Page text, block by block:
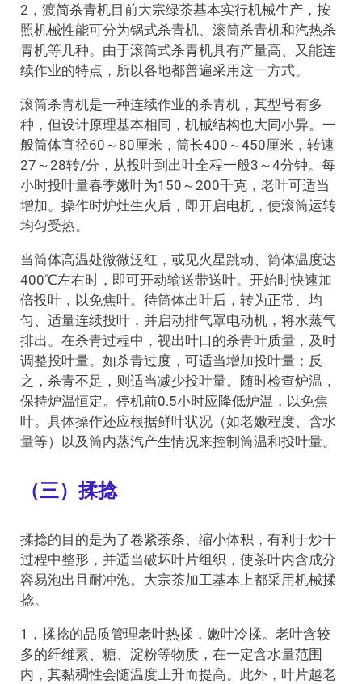
2，渡简杀青机目前大宗绿茶基本实行机械生产，按
照机械性能可分为锅式杀青机、滚筒杀青机和汽热杀
青机等几种。由于滚筒式杀青机具有产量高、又能连
续作业的特点，所以各地都普遍采用这一方式。
滚筒杀青机是一种连续作业的杀青机，其型号有多
种，但设计原理基本相同，机械结构也大同小异。一
般筒体直径60～80厘米，筒长400～450厘米，转速
27～28转/分，从投叶到出叶全程一般3～4分钟。每
小时投叶量春季嫩叶为150～200千克，老叶可适当
增加。操作时炉灶生火后，即开启电机，使滚筒运转
均匀受热。
当筒体高温处微微泛红，或见火星跳动、筒体温度达
400℃左右时，即可开动输送带送叶。开始时快速加
倍投叶，以免焦叶。待筒体出叶后，转为正常、均
匀、适量连续投叶，并启动排气罩电动机，将水蒸气
排出。在杀青过程中，视出叶口的杀青叶质量，及时
调整投叶量。如杀青过度，可适当增加投叶量；反
之，杀青不足，则适当减少投叶量。随时检查炉温，
保持炉温恒定。停机前0.5小时应降低炉温，以免焦
叶。具体操作还应根据鲜叶状况（如老嫩程度、含水
量等）以及筒内蒸汽产生情况来控制筒温和投叶量。
（三）揉捻
揉捻的目的是为了卷紧茶条、缩小体积，有利于炒干
过程中整形，并适当破坏叶片组织，使茶叶内含成分
容易泡出且耐冲泡。大宗茶加工基本上都采用机械揉
捻。
1，揉捻的品质管理老叶热揉，嫩叶冷揉。老叶含较
多的纤维素、糖、淀粉等物质，在一定含水量范围
内，其黏稠性会随温度上升而提高。此外，叶片越老